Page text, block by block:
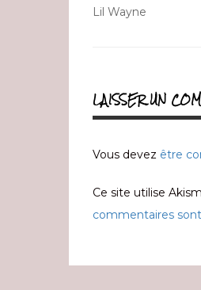
Navigation
Lil Wayne
LAISSER UN
Vous devez être
Ce site utilise
commentaires